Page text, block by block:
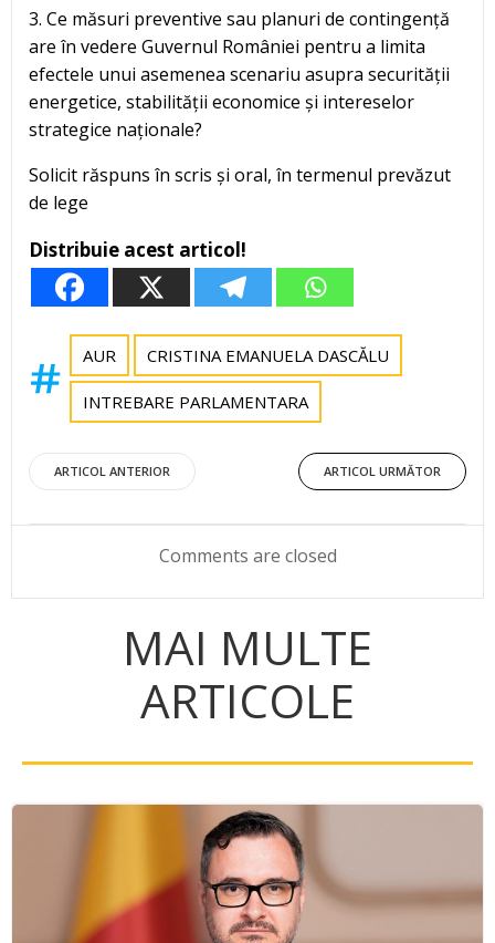
3. Ce măsuri preventive sau planuri de contingență
are în vedere Guvernul României pentru a limita
efectele unui asemenea scenariu asupra securității
energetice, stabilității economice și intereselor
strategice naționale?
Solicit răspuns în scris și oral, în termenul prevăzut
de lege
Distribuie acest articol!
AUR CRISTINA EMANUELA DASCĂLU
INTREBARE PARLAMENTARA
Post
navigation
ARTICOL ANTERIOR
Post
navigation
ARTICOL URMĂTOR
Comments are closed
MAI MULTE
ARTICOLE